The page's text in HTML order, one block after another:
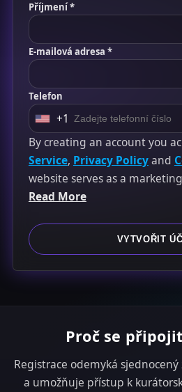
Příjmení *
E-mailová adresa *
Telefon
U
n
i
t
e
t
a
1
+1
By creating an account you
Service, Privacy Policyand
website serves as a
Read More
VYTVOŘIT
Proč se
Registrace odemyká
a umožňuje přístup k